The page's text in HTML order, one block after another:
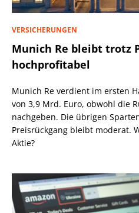
VERSICHERUNGEN
Munich Re bleibt trotz
hochprofitabel
Munich Re verdient im ersten
von 3,9 Mrd. Euro, obwohl die
nachgeben. Die übrigen
Preisrückgang bleibt moderat.
Aktie?